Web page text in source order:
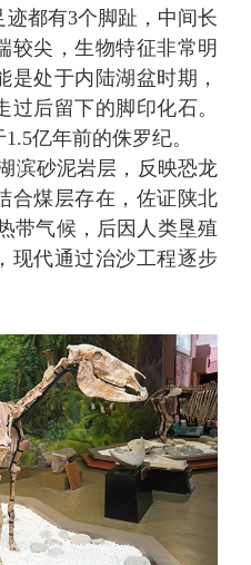
迹都有3个脚趾，中间长
较尖，生物特征非常明
是处于内陆湖盆时期，
过后留下的脚印化石。
1.5亿年前的侏罗纪。
滨砂泥岩层，反映恐龙
合煤层存在，佐证陕北
带气候，后因人类垦殖
现代通过治沙工程逐步